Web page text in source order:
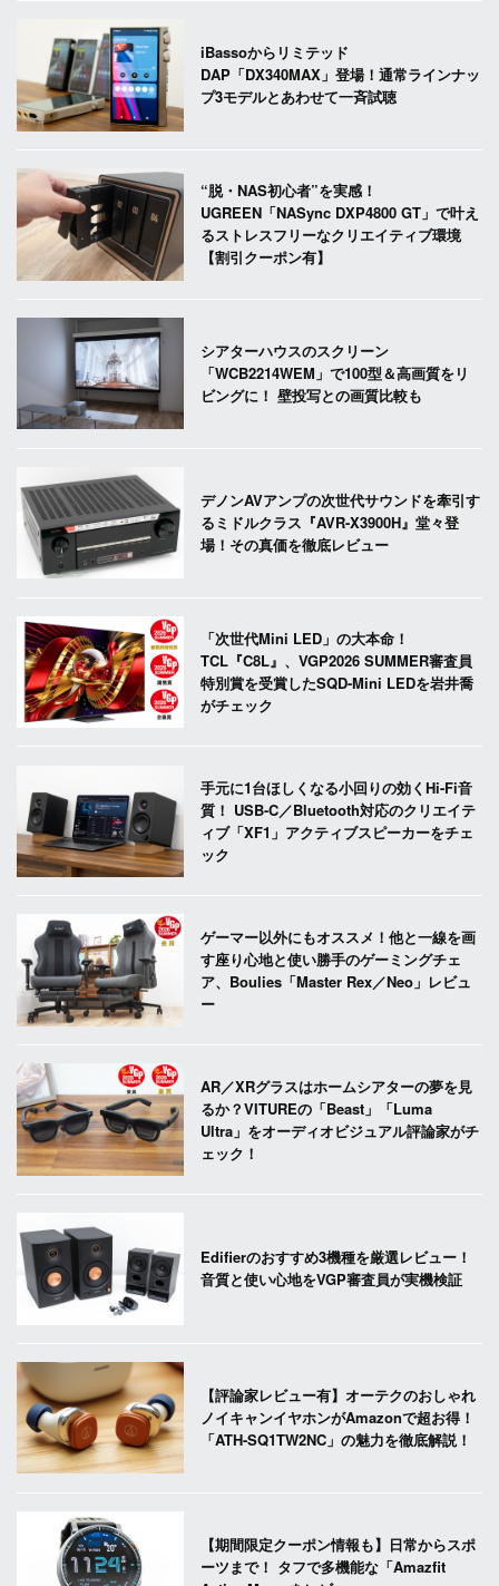
iBassoからリミテッド
DAP「DX340MAX」登場！通常ラインナッ
プ3モデルとあわせて一斉試聴
“脱・NAS初心者”を実感！
UGREEN「NASync DXP4800 GT」で叶え
るストレスフリーなクリエイティブ環境
【割引クーポン有】
シアターハウスのスクリーン
「WCB2214WEM」で100型＆高画質をリ
ビングに！ 壁投写との画質比較も
デノンAVアンプの次世代サウンドを牽引す
るミドルクラス『AVR-X3900H』堂々登
場！その真価を徹底レビュー
「次世代Mini LED」の大本命！
TCL『C8L』、VGP2026 SUMMER審査員
特別賞を受賞したSQD-Mini LEDを岩井喬
がチェック
手元に1台ほしくなる小回りの効くHi-Fi音
質！ USB-C／Bluetooth対応のクリエイテ
ィブ「XF1」アクティブスピーカーをチェ
ック
ゲーマー以外にもオススメ！他と一線を画
す座り心地と使い勝手のゲーミングチェ
ア、Boulies「Master Rex／Neo」レビュ
ー
AR／XRグラスはホームシアターの夢を見
るか？VITUREの「Beast」「Luma
Ultra」をオーディオビジュアル評論家がチ
ェック！
Edifierのおすすめ3機種を厳選レビュー！
音質と使い心地をVGP審査員が実機検証
【評論家レビュー有】オーテクのおしゃれ
ノイキャンイヤホンがAmazonで超お得！
「ATH-SQ1TW2NC」の魅力を徹底解説！
【期間限定クーポン情報も】日常からスポ
ーツまで！ タフで多機能な「Amazfit